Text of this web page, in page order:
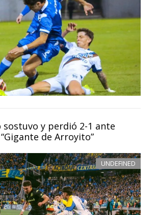
sostuvo y perdió 2-1 ante
de Arroyito”
UNDEFINED